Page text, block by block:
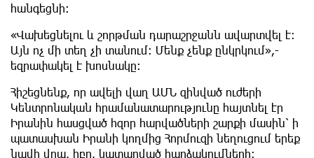
հանգեցնի։
«Վախեցնելու և շորթման դարաշրջանն ավարտվել է։
Այն ոչ մի տեղ չի տանում։ Մենք չենք ընկրկում»,-
եզրափակել է խոսնակը:
Հիշեցնենք, որ ավելի վաղ ԱՄՆ զինված ուժերի
Կենտրոնական հրամանատարությունը հայտնել էր
Իրանին հասցված հզոր հարվածների շարքի մասին՝ ի
պատասխան Իրանի կողմից Հորմուզի նեղուցում երեք
նավի վրա, իբր, կատարված հարձակումների։